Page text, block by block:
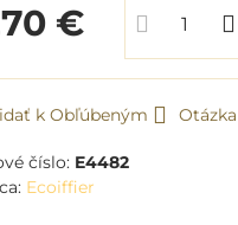
€
k Obľúbeným
číslo: E4482
Ecoiffier